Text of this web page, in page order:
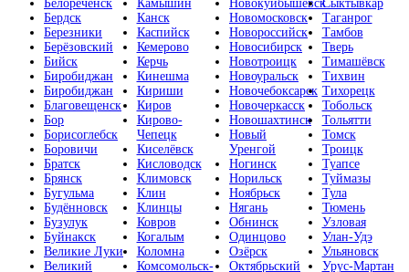
Белореченск
Бердск
Березники
Берёзовский
Бийск
Биробиджан
Биробиджан
Благовещенск
Бор
Борисоглебск
Боровичи
Братск
Брянск
Бугульма
Будённовск
Бузулук
Буйнакск
Великие Луки
Великий
Камышин
Канск
Каспийск
Кемерово
Керчь
Кинешма
Кириши
Киров
Кирово-
Чепецк
Киселёвск
Кисловодск
Климовск
Клин
Клинцы
Ковров
Когалым
Коломна
Комсомольск-
Новокуйбышевск
Новомосковск
Новороссийск
Новосибирск
Новотроицк
Новоуральск
Новочебоксарск
Новочеркасск
Новошахтинск
Новый
Уренгой
Ногинск
Норильск
Ноябрьск
Нягань
Обнинск
Одинцово
Озёрск
Октябрьский
Сыктывкар
Таганрог
Тамбов
Тверь
Тимашёвск
Тихвин
Тихорецк
Тобольск
Тольятти
Томск
Троицк
Туапсе
Туймазы
Тула
Тюмень
Узловая
Улан-Удэ
Ульяновск
Урус-Мартан